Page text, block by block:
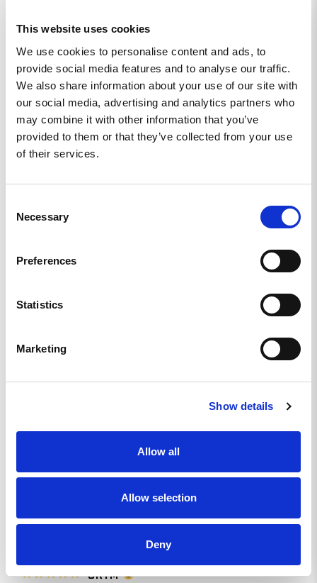
This website uses cookies
We use cookies to personalise content and ads, to
provide social media features and to analyse our traffic.
We also share information about your use of our site with
our social media, advertising and analytics partners who
may combine it with other information that you’ve
provided to them or that they’ve collected from your use
of their services.
Selection
Necessary
Preferences
Statistics
Marketing
Show details
Allow all
Allow selection
Deny
FÖRVÄNTNINGAR
Bra kvalitet på tishan, har tvättat den(försiktigt!) och den
håller formen, trycket är kanon så jag rekommenderar den.
Sen vill man ju alltid stödja Rekyl!
We Wanna Rock Hårsfjärden Live 1982 Tee - 3XL
Dela
Mikael N.
We Wanna Rock Hårsfjärden Live 1982 Tee - XXL
Ruben G.
MAGISKT SKÖN TRÖJA MED BAD-*** TEXT
We Wanna Rock Hårsfjärden Live 1982 Tee - M
GRYM